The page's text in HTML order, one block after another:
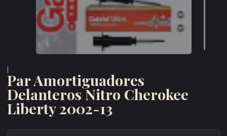
Par Amortiguadores
Delanteros Nitro Cherokee
Liberty 2002-13